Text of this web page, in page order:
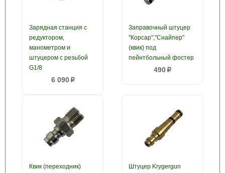
Зарядная станция с
редуктором,
манометром и
штуцером с резьбой
G1/8
6 090p
Заправочный штуцер
"Корсар","Снайпер"
(квик) под
пейнтбольный фостер
490p
Квик (переходник) Штуцер Krygergun